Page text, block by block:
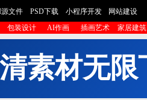
文件 PSD下载 小程序开发 网站建设
包装设计 AI作画 插画艺术 家居建筑
清素材无限